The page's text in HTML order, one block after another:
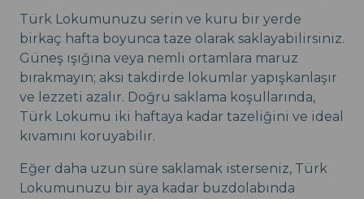
Türk Lokumunuzu serin ve kuru bir yerde
birkaç hafta boyunca taze olarak saklayabilirsiniz.
Güneş ışığına veya nemli ortamlara maruz
bırakmayın; aksi takdirde lokumlar yapışkanlaşır
ve lezzeti azalır. Doğru saklama koşullarında,
Türk Lokumu iki haftaya kadar tazeliğini ve ideal
kıvamını koruyabilir.
Eğer daha uzun süre saklamak isterseniz, Türk
Lokumunuzu bir aya kadar buzdolabında